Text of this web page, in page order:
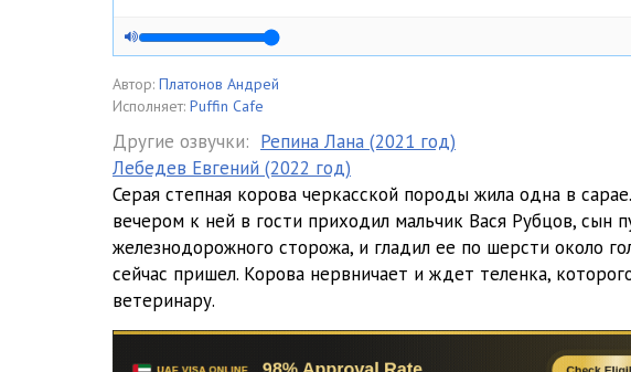
Автор: Платонов Андрей
Исполняет: Puffin Cafe
Другие озвучки: Репина Лана (2021 год)
Лебедев Евгений (2022 год)
Серая степная корова черкасской породы жила одна в
вечером к ней в гости приходил мальчик Вася Рубцов, сын
железнодорожного сторожа, и гладил ее по шерсти около
сейчас пришел. Корова нервничает и ждет теленка,
ветеринару.